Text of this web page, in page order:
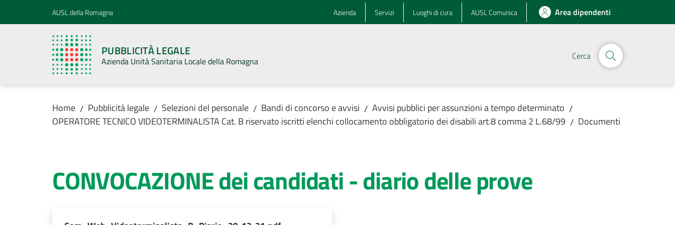
Vai al contenuto
Vai alla navigazioneAUSL della Romagna Azienda Servizi Luoghi di cura AUSL Comunica Area dipendenti
PUBBLICITÀ LEGALE
Azienda Unità Sanitaria Locale della Romagna Cerca
Home / Pubblicità legale / Selezioni del personale / Bandi di concorso e avvisi / Avvisi pubblici per assunzioni a tempo determinato /
OPERATORE TECNICO VIDEOTERMINALISTA Cat. B riservato iscritti elenchi collocamento obbligatorio dei disabili art.8 comma 2 L.68/99 / Documenti
CONVOCAZIONE dei candidati - diario delle prove